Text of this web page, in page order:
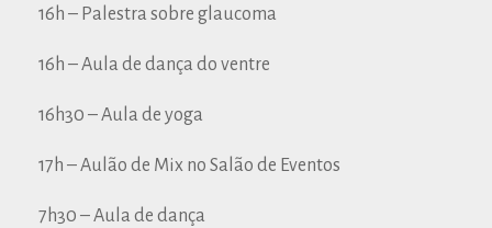
16h – Palestra sobre glaucoma
16h – Aula de dança do ventre
16h30 – Aula de yoga
17h – Aulão de Mix no Salão de Eventos
7h30 – Aula de dança